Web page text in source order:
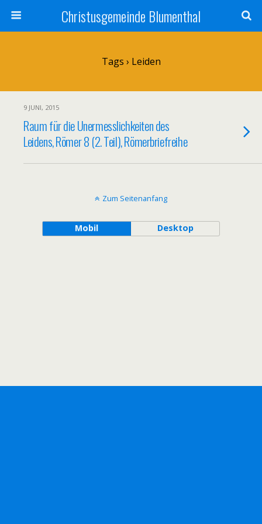
Christusgemeinde Blumenthal
Tags › Leiden
9 JUNI, 2015
Raum für die Unermesslichkeiten des
Leidens, Römer 8 (2. Teil), Römerbriefreihe
Zum Seitenanfang
Mobil Desktop